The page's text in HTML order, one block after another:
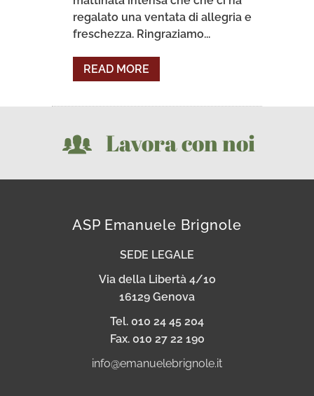
regalato una ventata di allegria e
freschezza. Ringraziamo...
READ MORE
Lavora con noi
ASP Emanuele Brignole
SEDE LEGALE
Via della Libertà 4/1o
16129 Genova
Tel. 010 24 45 204
Fax. 010 27 22 190
info@emanuelebrignole.it